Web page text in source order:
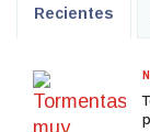
Recientes